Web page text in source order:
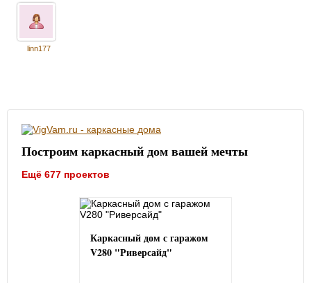
linn177
Построим каркасный дом вашей мечты
Ещё 677 проектов
Каркасный дом с гаражом
V280 "Риверсайд"